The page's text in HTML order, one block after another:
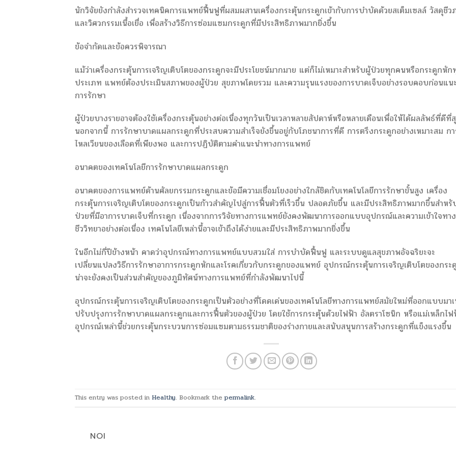
นักวิจัยยังกำลังสำรวจเทคนิคการแพทย์ฟื้นฟูที่ผสมผสานเครื่องกระตุ้นกระดูกเข้ากับการบำบัดด้วยสเต็มเซลล์ วัสดุชีว
และวิศวกรรมเนื้อเยื่อ เพื่อสร้างวิธีการซ่อมแซมกระดูกที่มีประสิทธิภาพมากยิ่งขึ้น
ข้อจำกัดและข้อควรพิจารณา
แม้ว่าเครื่องกระตุ้นการเจริญเติบโตของกระดูกจะมีประโยชน์มากมาย แต่ก็ไม่เหมาะสำหรับผู้ป่วยทุกคนหรือกระดูกหัก
ประเภท แพทย์ต้องประเมินสภาพของผู้ป่วย สุขภาพโดยรวม และความรุนแรงของการบาดเจ็บอย่างรอบคอบก่อนแน
การรักษา
ผู้ป่วยบางรายอาจต้องใช้เครื่องกระตุ้นอย่างต่อเนื่องทุกวันเป็นเวลาหลายสัปดาห์หรือหลายเดือนเพื่อให้ได้ผลลัพธ์ที่ดีที่
นอกจากนี้ การรักษาบาดแผลกระดูกที่ประสบความสำเร็จยังขึ้นอยู่กับโภชนาการที่ดี การตรึงกระดูกอย่างเหมาะสม ก
ไหลเวียนของเลือดที่เพียงพอ และการปฏิบัติตามคำแนะนำทางการแพทย์
อนาคตของเทคโนโลยีการรักษาบาดแผลกระดูก
อนาคตของการแพทย์ด้านศัลยกรรมกระดูกและข้อมีความเชื่อมโยงอย่างใกล้ชิดกับเทคโนโลยีการรักษาขั้นสูง เครื่อง
กระตุ้นการเจริญเติบโตของกระดูกเป็นก้าวสำคัญไปสู่การฟื้นตัวที่เร็วขึ้น ปลอดภัยขึ้น และมีประสิทธิภาพมากขึ้นสำห
ป่วยที่มีอาการบาดเจ็บที่กระดูก เนื่องจากการวิจัยทางการแพทย์ยังคงพัฒนาการออกแบบอุปกรณ์และความเข้าใจทาง
ชีววิทยาอย่างต่อเนื่อง เทคโนโลยีเหล่านี้อาจเข้าถึงได้ง่ายและมีประสิทธิภาพมากยิ่งขึ้น
ในอีกไม่กี่ปีข้างหน้า คาดว่าอุปกรณ์ทางการแพทย์แบบสวมใส่ การบำบัดฟื้นฟู และระบบดูแลสุขภาพอัจฉริยะจะ
เปลี่ยนแปลงวิธีการรักษาอาการกระดูกหักและโรคเกี่ยวกับกระดูกของแพทย์ อุปกรณ์กระตุ้นการเจริญเติบโตของกระ
น่าจะยังคงเป็นส่วนสำคัญของภูมิทัศน์ทางการแพทย์ที่กำลังพัฒนาไปนี้
อุปกรณ์กระตุ้นการเจริญเติบโตของกระดูกเป็นตัวอย่างที่โดดเด่นของเทคโนโลยีทางการแพทย์สมัยใหม่ที่ออกแบบมา
ปรับปรุงการรักษาบาดแผลกระดูกและการฟื้นตัวของผู้ป่วย โดยใช้การกระตุ้นด้วยไฟฟ้า อัลตราโซนิก หรือแม่เหล็กไฟ
อุปกรณ์เหล่านี้ช่วยกระตุ้นกระบวนการซ่อมแซมตามธรรมชาติของร่างกายและสนับสนุนการสร้างกระดูกที่แข็งแรงขึ้น
This entry was posted in Healthy. Bookmark the permalink.
NOI